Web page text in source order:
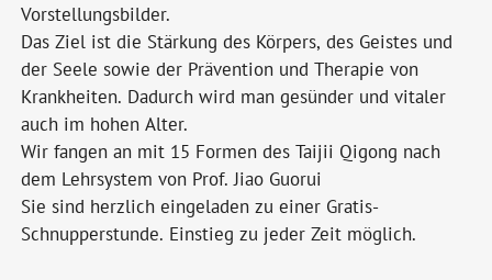
Vorstellungsbilder.
Das Ziel ist die Stärkung des Körpers, des Geistes und
der Seele sowie der Prävention und Therapie von
Krankheiten. Dadurch wird man gesünder und vitaler
auch im hohen Alter.
Wir fangen an mit 15 Formen des Taijii Qigong nach
dem Lehrsystem von Prof. Jiao Guorui
Sie sind herzlich eingeladen zu einer Gratis-
Schnupperstunde. Einstieg zu jeder Zeit möglich.